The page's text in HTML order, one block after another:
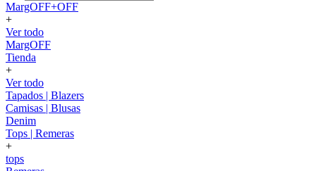
MargOFF+OFF
+
Ver todo
MargOFF
Tienda
+
Ver todo
Tapados | Blazers
Camisas | Blusas
Denim
Tops | Remeras
+
tops